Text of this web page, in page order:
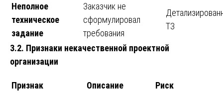
Неполное
техническое
задание
Заказчик не
сформулировал
требования
ТЗ
3.2. Признаки некачественной проектной
организации
Признак Описание Риск